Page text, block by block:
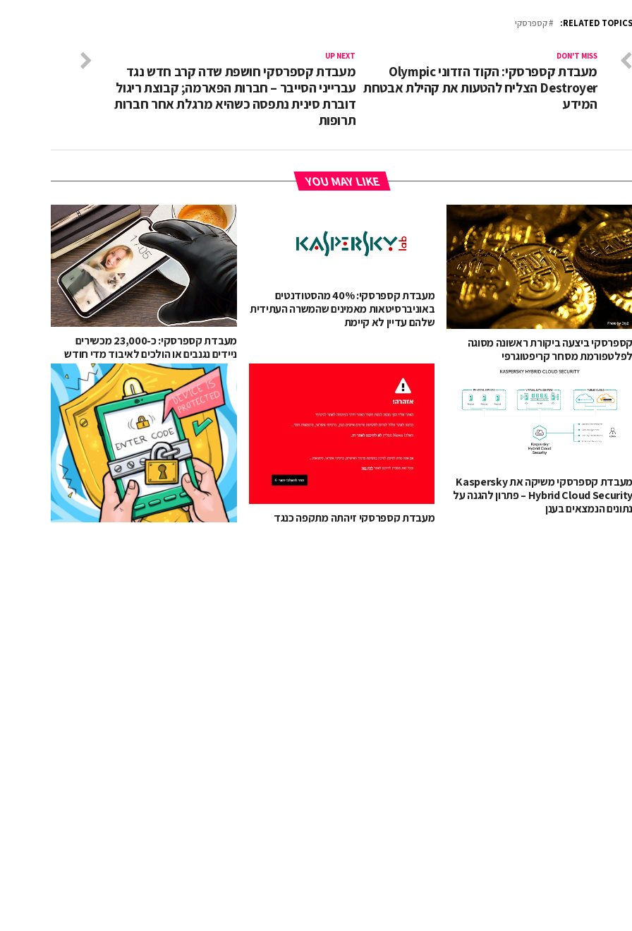
RELATED TOPICS: קספרסקי
UP NEXT
מעבדת קספרסקי חושפת שדה קרב חדש נגד
עברייני הסייבר – חברות הפארמה; קבוצת ריגול
דוברת סינית נתפסה כשהיא מרגלת אחר חברות
תרופות
DON'T MISS
מעבדת קספרסקי: הקוד הזדוני Olympic
Destroyer הצליח להטעות את קהילת אבטחת
המידע
YOU MAY LIKE
קספרסקי ביצעה ביקורת ראשונה מסוגה
לפלטפורמת מסחר קריפטוגרפי
מעבדת קספרסקי: 40% מהסטודנטים
באוניברסיטאות מאמינים שהמשרה העתידית
שלהם עדיין לא קיימת
מעבדת קספרסקי: כ-23,000 מכשירים
ניידים נגנבים או הולכים לאיבוד מדי חודש
מעבדת קספרסקי משיקה את Kaspersky
Hybrid Cloud Security – פתרון להגנה על
נתונים הנמצאים בענן
מעבדת קספרסקי זיהתה מתקפה כנגד